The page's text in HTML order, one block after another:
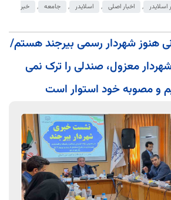
اسلایدر , اخبار اصلی , اسلایدر , جامعه ,
خبر
هنوز شهردار رسمی بیرجند هستم/
معزول، صندلی را ترک نمی
و مصوبه خود استوار است